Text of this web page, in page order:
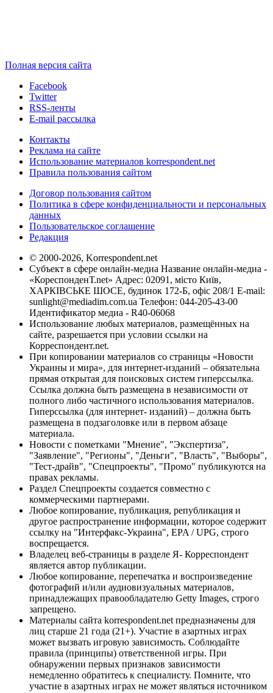
Полная версия сайта
Facebook
Twitter
RSS-ленты
E-mail рассылка
Контакты
Реклама на сайте
Использование материалов korrespondent.net
Правила пользования сайтом
Договор пользования сайтом
Политика в сфере конфиденциальности и персональных
данных
Пользовательское соглашение
Редакция
© 2000-2026, Korrespondent.net
Субъект в сфере онлайн-медиа Название онлайн-медиа -
«КореспонденТ.net» Адрес: 02091, місто Київ,
ХАРКІВСЬКЕ ШОСЕ, будинок 172-Б, офіс 208/1 E-mail:
sunlight@mediadim.com.ua Телефон: 044-205-43-00
Идентификатор медиа - R40-06068
Использование любых материалов, размещённых на
сайте, разрешается при условии ссылки на
Корреспондент.net.
При копировании материалов со страницы «Новости
Украины и мира», для интернет-изданий – обязательна
прямая открытая для поисковых систем гиперссылка.
Ссылка должна быть размещена в независимости от
полного либо частичного использования материалов.
Гиперссылка (для интернет- изданий) – должна быть
размещена в подзаголовке или в первом абзаце
материала.
Новости с пометками "Мнение", "Экспертиза",
"Заявление", "Регионы", "Деньги", "Власть", "Выборы",
"Тест-драйв", "Спецпроекты", "Промо" публикуются на
правах рекламы.
Раздел Спецпроекты создается совместно с
коммерческими партнерами.
Любое копирование, публикация, републикация и
другое распространение информации, которое содержит
ссылку на "Интерфакс-Украина", EPA / UPG, строго
воспрещается.
Владелец веб-страницы в разделе Я- Корреспондент
является автор публикации.
Любое копирование, перепечатка и воспроизведение
фотографий и/или аудиовизуальных материалов,
принадлежащих правообладателю Getty Images, строго
запрещено.
Материалы сайта korrespondent.net предназначены для
лиц старше 21 года (21+). Участие в азартных играх
может вызвать игровую зависимость. Соблюдайте
правила (принципы) ответственной игры. При
обнаружении первых признаков зависимости
немедленно обратитесь к специалисту. Помните, что
участие в азартных играх не может являться источником